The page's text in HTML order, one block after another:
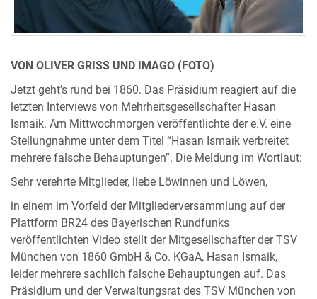
VON OLIVER GRISS UND IMAGO (FOTO)
Jetzt geht’s rund bei 1860. Das Präsidium reagiert auf die
letzten Interviews von Mehrheitsgesellschafter Hasan
Ismaik. Am Mittwochmorgen veröffentlichte der e.V. eine
Stellungnahme unter dem Titel “Hasan Ismaik verbreitet
mehrere falsche Behauptungen”. Die Meldung im Wortlaut:
Sehr verehrte Mitglieder, liebe Löwinnen und Löwen,
in einem im Vorfeld der Mitgliederversammlung auf der
Plattform BR24 des Bayerischen Rundfunks
veröffentlichten Video stellt der Mitgesellschafter der TSV
München von 1860 GmbH & Co. KGaA, Hasan Ismaik,
leider mehrere sachlich falsche Behauptungen auf. Das
Präsidium und der Verwaltungsrat des TSV München von